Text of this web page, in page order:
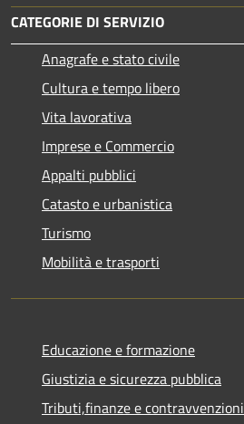
CATEGORIE DI SERVIZIO
Anagrafe e stato civile
Cultura e tempo libero
Vita lavorativa
Imprese e Commercio
Appalti pubblici
Catasto e urbanistica
Turismo
Mobilità e trasporti
Educazione e formazione
Giustizia e sicurezza pubblica
Tributi,finanze e contravvenzioni